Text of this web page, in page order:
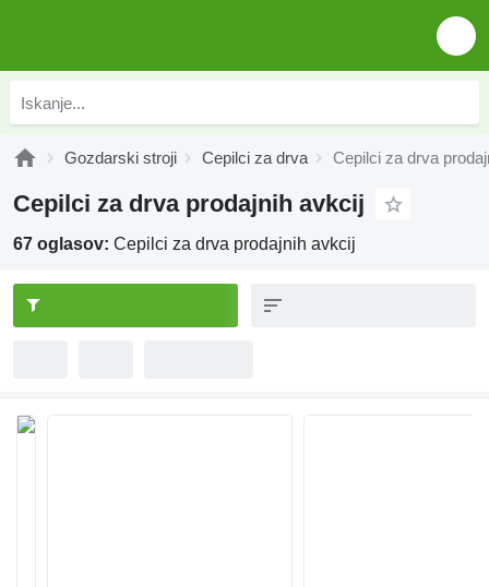
Gozdarski stroji Cepilci za drva Cepilci za drva
Cepilci za drva prodajnih avkcij
67 oglasov: Cepilci za drva prodajnih avkcij